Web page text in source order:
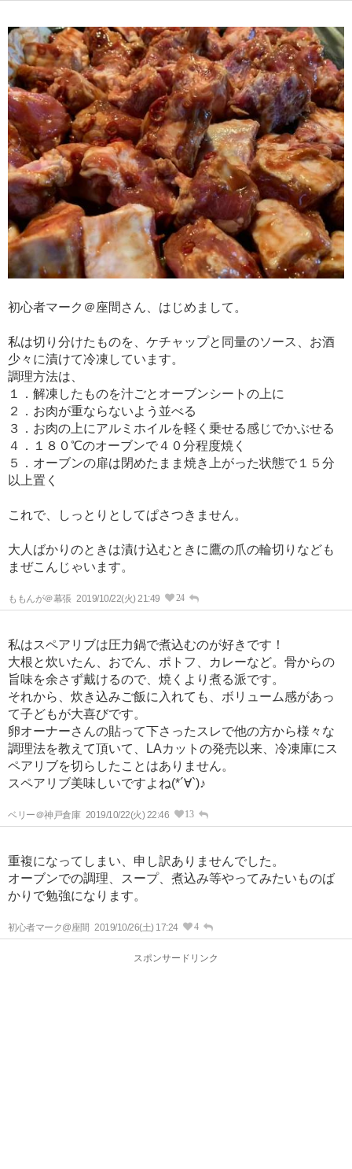
初心者マーク＠座間さん、はじめまして。
私は切り分けたものを、ケチャップと同量のソース、お酒
少々に漬けて冷凍しています。
調理方法は、
１．解凍したものを汁ごとオーブンシートの上に
２．お肉が重ならないよう並べる
３．お肉の上にアルミホイルを軽く乗せる感じでかぶせる
４．１８０℃のオーブンで４０分程度焼く
５．オーブンの扉は閉めたまま焼き上がった状態で１５分
以上置く
これで、しっとりとしてぱさつきません。
大人ばかりのときは漬け込むときに鷹の爪の輪切りなども
まぜこんじゃいます。
ももんが＠幕張 2019/10/22(火) 21:49 24
私はスペアリブは圧力鍋で煮込むのが好きです！
大根と炊いたん、おでん、ポトフ、カレーなど。骨からの
旨味を余さず戴けるので、焼くより煮る派です。
それから、炊き込みご飯に入れても、ボリューム感があっ
て子どもが大喜びです。
卵オーナーさんの貼って下さったスレで他の方から様々な
調理法を教えて頂いて、LAカットの発売以来、冷凍庫にス
ペアリブを切らしたことはありません。
スペアリブ美味しいですよね(*´∀`)♪
ベリー＠神戸倉庫 2019/10/22(火) 22:46 13
重複になってしまい、申し訳ありませんでした。
オーブンでの調理、スープ、煮込み等やってみたいものば
かりで勉強になります。
初心者マーク@座間 2019/10/26(土) 17:24 4
スポンサードリンク